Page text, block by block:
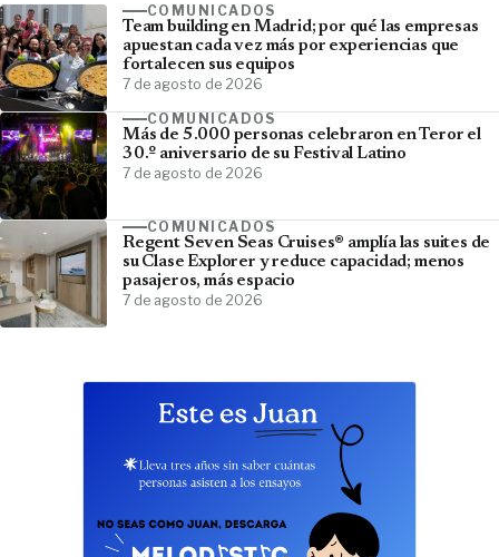
COMUNICADOS
Team building en Madrid; por qué las empresas
apuestan cada vez más por experiencias que
fortalecen sus equipos
7 de agosto de 2026
COMUNICADOS
Más de 5.000 personas celebraron en Teror el
30.º aniversario de su Festival Latino
7 de agosto de 2026
COMUNICADOS
Regent Seven Seas Cruises® amplía las suites de
su Clase Explorer y reduce capacidad; menos
pasajeros, más espacio
7 de agosto de 2026